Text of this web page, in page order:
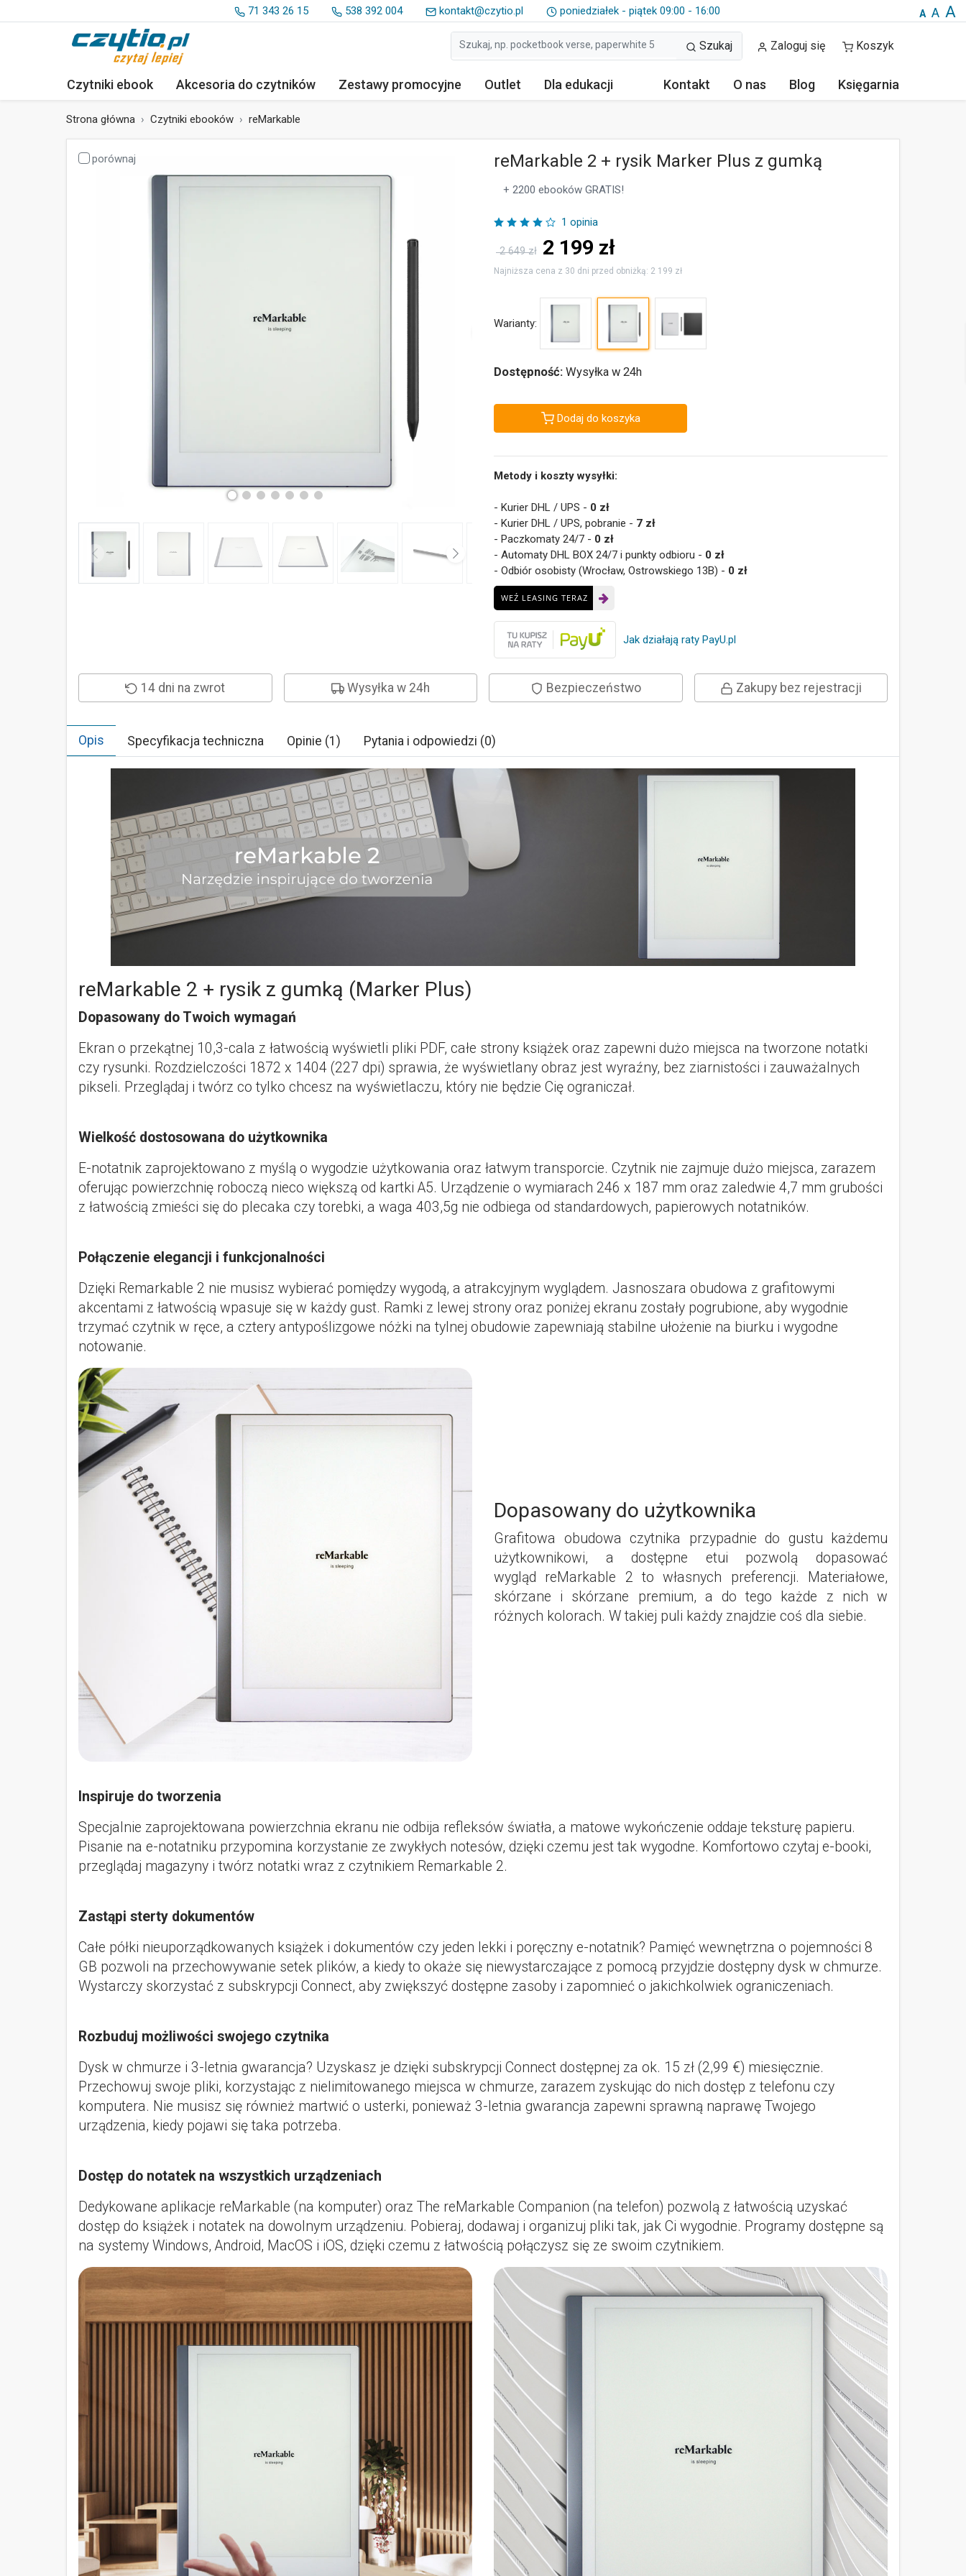
71 343 26 15 538 392 004 kontakt@czytio.pl poniedziałek - piątek 09:00 - 16:00 A A A
Szukaj Zaloguj się Koszyk
Czytniki ebook Akcesoria do czytników Zestawy promocyjne Outlet Dla edukacji Kontakt O nas Blog Księgarnia
Strona główna Czytniki ebooków reMarkable
porównaj reMarkable 2 + rysik Marker Plus z gumką
+ 2200 ebooków GRATIS!
1 opinia
2 649 zł 2 199 zł
Najniższa cena z 30 dni przed obniżką: 2 199 zł
Warianty:
Dostępność: Wysyłka w 24h
Dodaj do koszyka
Metody i koszty wysyłki:
- Kurier DHL / UPS - 0 zł
- Kurier DHL / UPS, pobranie - 7 zł
- Paczkomaty 24/7 - 0 zł
- Automaty DHL BOX 24/7 i punkty odbioru - 0 zł
- Odbiór osobisty (Wrocław, Ostrowskiego 13B) - 0 zł
WEŹ LEASING TERAZ
Jak działają raty PayU.pl
14 dni na zwrot Wysyłka w 24h Bezpieczeństwo Zakupy bez rejestracji
Opis Specyfikacja techniczna Opinie (1) Pytania i odpowiedzi (0)
reMarkable 2 + rysik z gumką (Marker Plus)
Dopasowany do Twoich wymagań
Ekran o przekątnej 10,3-cala z łatwością wyświetli pliki PDF, całe strony książek oraz zapewni dużo miejsca na tworzone notatki
czy rysunki. Rozdzielczości 1872 x 1404 (227 dpi) sprawia, że wyświetlany obraz jest wyraźny, bez ziarnistości i zauważalnych
pikseli. Przeglądaj i twórz co tylko chcesz na wyświetlaczu, który nie będzie Cię ograniczał.
Wielkość dostosowana do użytkownika
E-notatnik zaprojektowano z myślą o wygodzie użytkowania oraz łatwym transporcie. Czytnik nie zajmuje dużo miejsca, zarazem
oferując powierzchnię roboczą nieco większą od kartki A5. Urządzenie o wymiarach 246 x 187 mm oraz zaledwie 4,7 mm grubości
z łatwością zmieści się do plecaka czy torebki, a waga 403,5g nie odbiega od standardowych, papierowych notatników.
Połączenie elegancji i funkcjonalności
Dzięki Remarkable 2 nie musisz wybierać pomiędzy wygodą, a atrakcyjnym wyglądem. Jasnoszara obudowa z grafitowymi
akcentami z łatwością wpasuje się w każdy gust. Ramki z lewej strony oraz poniżej ekranu zostały pogrubione, aby wygodnie
trzymać czytnik w ręce, a cztery antypoślizgowe nóżki na tylnej obudowie zapewniają stabilne ułożenie na biurku i wygodne
notowanie.
Dopasowany do użytkownika
Grafitowa obudowa czytnika przypadnie do gustu każdemu
użytkownikowi, a dostępne etui pozwolą dopasować
wygląd reMarkable 2 to własnych preferencji. Materiałowe,
skórzane i skórzane premium, a do tego każde z nich w
różnych kolorach. W takiej puli każdy znajdzie coś dla siebie.
Inspiruje do tworzenia
Specjalnie zaprojektowana powierzchnia ekranu nie odbija refleksów światła, a matowe wykończenie oddaje teksturę papieru.
Pisanie na e-notatniku przypomina korzystanie ze zwykłych notesów, dzięki czemu jest tak wygodne. Komfortowo czytaj e-booki,
przeglądaj magazyny i twórz notatki wraz z czytnikiem Remarkable 2.
Zastąpi sterty dokumentów
Całe półki nieuporządkowanych książek i dokumentów czy jeden lekki i poręczny e-notatnik? Pamięć wewnętrzna o pojemności 8
GB pozwoli na przechowywanie setek plików, a kiedy to okaże się niewystarczające z pomocą przyjdzie dostępny dysk w chmurze.
Wystarczy skorzystać z subskrypcji Connect, aby zwiększyć dostępne zasoby i zapomnieć o jakichkolwiek ograniczeniach.
Rozbuduj możliwości swojego czytnika
Dysk w chmurze i 3-letnia gwarancja? Uzyskasz je dzięki subskrypcji Connect dostępnej za ok. 15 zł (2,99 €) miesięcznie.
Przechowuj swoje pliki, korzystając z nielimitowanego miejsca w chmurze, zarazem zyskując do nich dostęp z telefonu czy
komputera. Nie musisz się również martwić o usterki, ponieważ 3-letnia gwarancja zapewni sprawną naprawę Twojego
urządzenia, kiedy pojawi się taka potrzeba.
Dostęp do notatek na wszystkich urządzeniach
Dedykowane aplikacje reMarkable (na komputer) oraz The reMarkable Companion (na telefon) pozwolą z łatwością uzyskać
dostęp do książek i notatek na dowolnym urządzeniu. Pobieraj, dodawaj i organizuj pliki tak, jak Ci wygodnie. Programy dostępne są
na systemy Windows, Android, MacOS i iOS, dzięki czemu z łatwością połączysz się ze swoim czytnikiem.